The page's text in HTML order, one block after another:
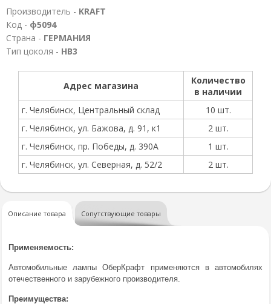
Производитель - KRAFT
Код - ф5094
Страна - ГЕРМАНИЯ
Тип цоколя - HB3
Адрес магазина
Количество
в наличии
г. Челябинск, Центральный склад
10 шт.
г. Челябинск, ул. Бажова, д. 91, к1
2 шт.
г. Челябинск, пр. Победы, д. 390А
1 шт.
г. Челябинск, ул. Северная, д. 52/2
2 шт.
Описание товара Сопутствующие товары
Применяемость:
Автомобильные лампы ОберКрафт применяются в автомобилях
отечественного и зарубежного производителя.
Преимущества: